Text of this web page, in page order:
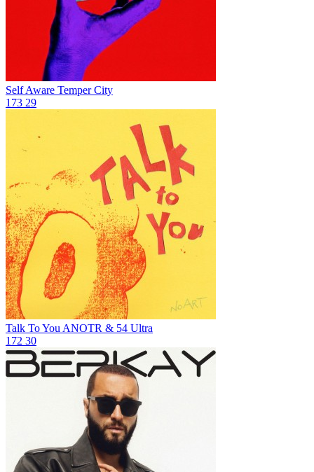
Self Aware Temper City
173 29
Talk To You ANOTR & 54 Ultra
172 30